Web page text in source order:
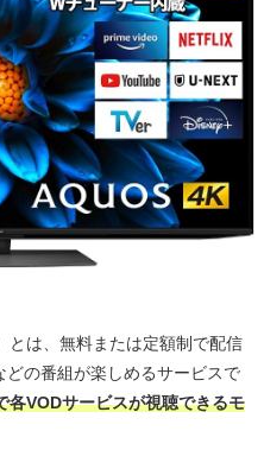
とは、無料または定額制で配信
の番組が楽しめるサービスで
各VODサービスが視聴できるモ